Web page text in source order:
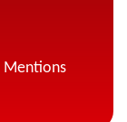
Mentions